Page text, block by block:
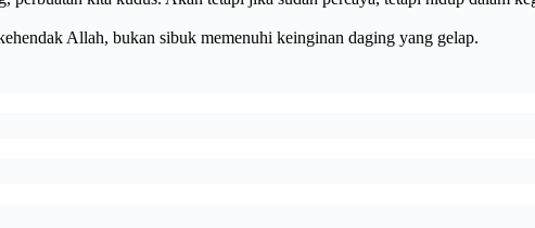
Allah, bukan sibuk memenuhi keinginan daging yang gelap.